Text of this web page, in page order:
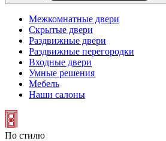
Межкомнатные двери
Скрытые двери
Раздвижные двери
Раздвижные перегородки
Входные двери
Умные решения
Мебель
Наши салоны
По стилю